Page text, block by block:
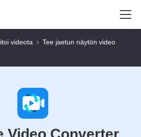
videota
Tee jaetun näytön video